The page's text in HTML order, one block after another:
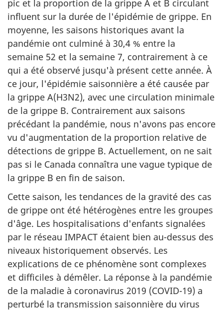
pic et la proportion de la grippe A et B circulant
influent sur la durée de l'épidémie de grippe. En
moyenne, les saisons historiques avant la
pandémie ont culminé à 30,4 % entre la
semaine 52 et la semaine 7, contrairement à ce
qui a été observé jusqu'à présent cette année. À
ce jour, l'épidémie saisonnière a été causée par
la grippe A(H3N2), avec une circulation minimale
de la grippe B. Contrairement aux saisons
précédant la pandémie, nous n'avons pas encore
vu d'augmentation de la proportion relative de
détections de grippe B. Actuellement, on ne sait
pas si le Canada connaîtra une vague typique de
la grippe B en fin de saison.
Cette saison, les tendances de la gravité des cas
de grippe ont été hétérogènes entre les groupes
d'âge. Les hospitalisations d'enfants signalées
par le réseau IMPACT étaient bien au-dessus des
niveaux historiquement observés. Les
explications de ce phénomène sont complexes
et difficiles à démêler. La réponse à la pandémie
de la maladie à coronavirus 2019 (COVID-19) a
perturbé la transmission saisonnière du virus